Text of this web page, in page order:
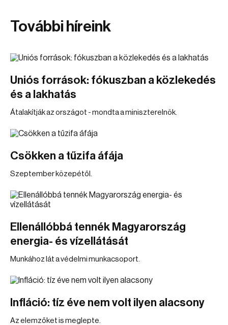
További híreink
Uniós források: fókuszban a közlekedés
és a lakhatás
Átalakítják az országot - mondta a miniszterelnök.
Csökken a tűzifa áfája
Szeptember közepétől.
Ellenállóbbá tennék Magyarország
energia- és vízellátását
Munkához lát a védelmi munkacsoport.
Infláció: tíz éve nem volt ilyen alacsony
Az elemzőket is meglepte.